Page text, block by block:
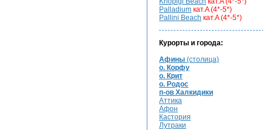
Palladium кат.A (4*-5*)
Pallini Beach кат.A (4*-5*)
Курорты и города:
Афины (столица)
о. Корфу
о. Крит
о. Родос
п-ов Халкидики
Аттика
Афон
Кастория
Лутраки